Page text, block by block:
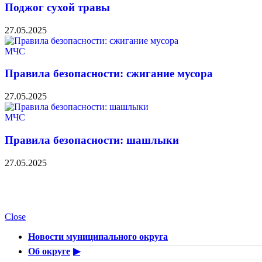
Поджог сухой травы
27.05.2025
МЧС
Правила безопасности: сжигание мусора
27.05.2025
МЧС
Правила безопасности: шашлыки
27.05.2025
Close
Новости муниципального округа
Об округе